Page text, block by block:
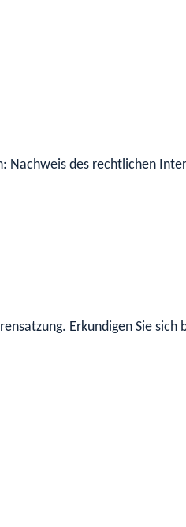
Nachweis des rechtlichen
Erkundigen Sie sich